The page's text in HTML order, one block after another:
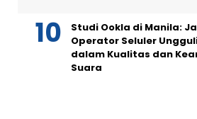
Studi Ookla di Manila:
Operator Seluler
dalam Kualitas dan
Suara